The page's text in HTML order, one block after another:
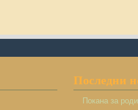
Последни
Покана за